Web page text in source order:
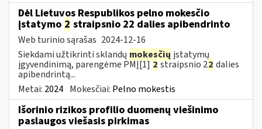
Dėl Lietuvos Respublikos pelno mokesčio
įstatymo 2 straipsnio 22 dalies apibendrinto
Web turinio sąrašas 2024-12-16
Siekdami užtikrinti sklandų mokesčių įstatymų
įgyvendinimą, parengėme PMĮ[1]2straipsnio 22 dalies
apibendrintą...
Metai: 2024 Mokesčiai: Pelno mokestis
Išorinio rizikos profilio duomenų viešinimo
paslaugos viešasis pirkimas